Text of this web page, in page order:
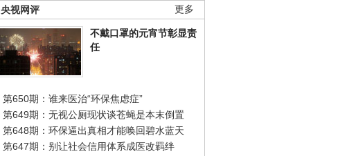
更多
央视网评
不戴口罩的元宵节彰显责
任
第650期：谁来医治“环保焦虑症”
第649期：无视公厕现状谈苍蝇是本末倒置
第648期：环保逼出真相才能唤回碧水蓝天
第647期：别让社会信用体系成医改羁绊